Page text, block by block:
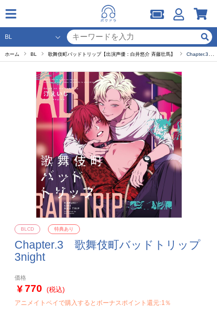
ホーム BL 歌舞伎町バッドトリップ【出演声優：白井悠介 斉藤壮馬】 Chapter.3 歌舞伎町バッドトリップ 3night
Chapter.3 歌舞伎町バッドトリップ
3night
BLCD 特典あり
価格
770 (税込)
アニメイトペイで購入するとボーナスポイント還元:1％